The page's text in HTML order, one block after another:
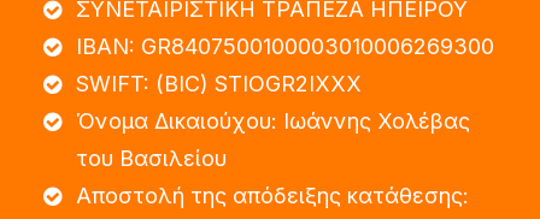
ΣΥΝΕΤΑΙΡΙΣΤΙΚΗ ΤΡΑΠΕΖΑ ΗΠΕΙΡΟΥ
IBAN: GR8407500100003010006269300
SWIFT: (BIC) STIOGR2IXXX
Όνομα Δικαιούχου: Ιωάννης Χολέβας
του Βασιλείου
Aποστολή της απόδειξης κατάθεσης: